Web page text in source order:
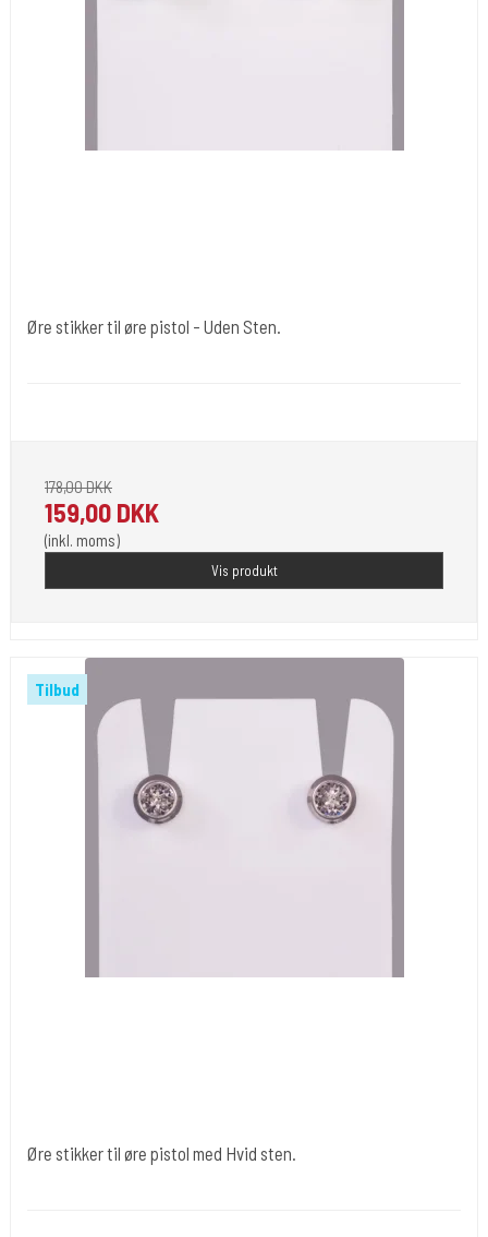
Øre stikker til øre pistol - Uden Sten.
178,00 DKK
159,00 DKK
(inkl. moms)
Vis produkt
Tilbud
Øre stikker til øre pistol med Hvid sten.